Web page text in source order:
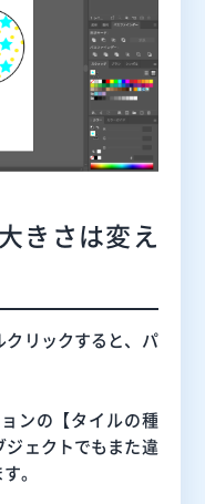
きさは変え
クリックすると、パ
ンの【タイルの種
ェクトでもまた違
。